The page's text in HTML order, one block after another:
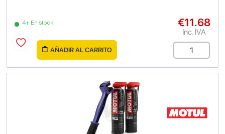
4+ En stock €11.68
Inc. IVA
AÑADIR AL CARRITO